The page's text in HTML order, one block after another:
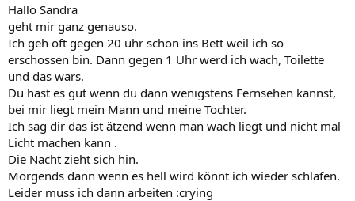
Hallo Sandra
geht mir ganz genauso.
Ich geh oft gegen 20 uhr schon ins Bett weil ich so
erschossen bin. Dann gegen 1 Uhr werd ich wach, Toilette
und das wars.
Du hast es gut wenn du dann wenigstens Fernsehen kannst,
bei mir liegt mein Mann und meine Tochter.
Ich sag dir das ist ätzend wenn man wach liegt und nicht mal
Licht machen kann .
Die Nacht zieht sich hin.
Morgends dann wenn es hell wird könnt ich wieder schlafen.
Leider muss ich dann arbeiten :crying